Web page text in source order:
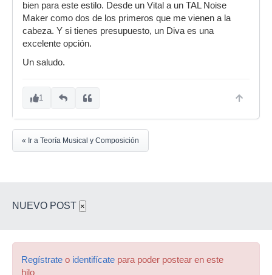
bien para este estilo. Desde un Vital a un TAL Noise
Maker como dos de los primeros que me vienen a la
cabeza. Y si tienes presupuesto, un Diva es una
excelente opción.
Un saludo.
1
« Ir a Teoría Musical y Composición
NUEVO POST ×
Regístrate o identifícate para poder postear en este
hilo